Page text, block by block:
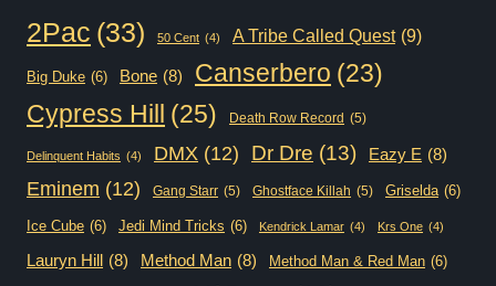
2Pac (33) 50 Cent (4) A Tribe Called Quest (9)
Big Duke (6) Bone (8) Canserbero (23)
Cypress Hill (25) Death Row Record (5)
Delinquent Habits (4) DMX (12) Dr Dre (13) Eazy E (8)
Eminem (12) Gang Starr (5) Ghostface Killah (5) Griselda (6)
Ice Cube (6) Jedi Mind Tricks (6) Kendrick Lamar (4) Krs One (4)
Lauryn Hill (8) Method Man (8) Method Man & Red Man (6)